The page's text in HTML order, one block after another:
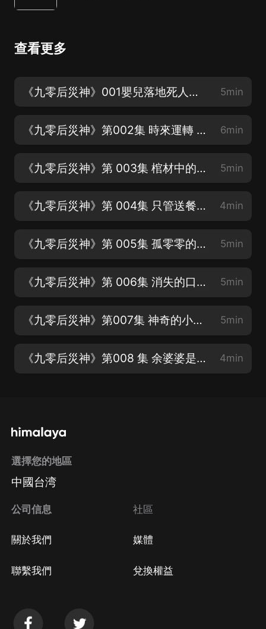
查看更多
《九零后災神》001嬰兒落地死人起立 5min
《九零后災神》第002集 時來運轉 貴客臨門 6min
《九零后災神》第 003集 棺材中的女人 5min
《九零后災神》第 004集 只管送餐 不要多言 4min
《九零后災神》第 005集 孤零零的老樓 5min
《九零后災神》第 006集 消失的口香糖 5min
《九零后災神》第007集 神奇的小巴車 5min
《九零后災神》第008 集 余婆婆是個啞巴 4min
選擇您的地區
中國台湾
公司信息
關於我們
聯繫我們
社區
媒體
兌換權益